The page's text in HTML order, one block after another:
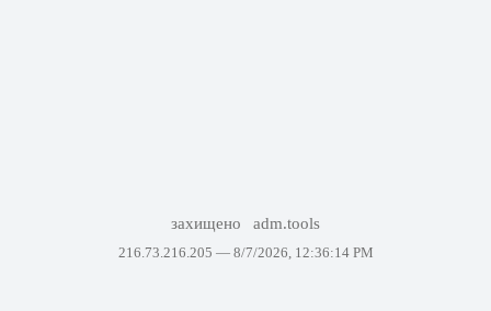
захищено adm.tools
216.73.216.205 — 8/7/2026, 12:36:14 PM